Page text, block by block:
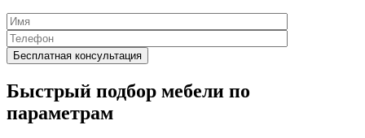
Быстрый подбор мебели по
параметрам